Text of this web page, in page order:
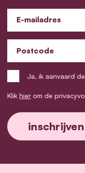
E-mailadres
Postcode
Ja, ik aanvaard
Klik hier om de